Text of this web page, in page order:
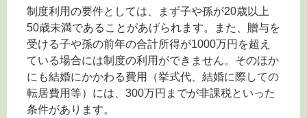
制度利用の要件としては、まず子や孫が20歳以上
50歳未満であることがあげられます。また、贈与を
受ける子や孫の前年の合計所得が1000万円を超え
ている場合には制度の利用ができません。そのほか
にも結婚にかかわる費用（挙式代、結婚に際しての
転居費用等）には、300万円までが非課税といった
条件があります。